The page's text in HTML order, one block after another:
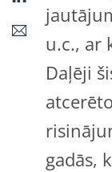
u.c., ar
Daļēji
gadās,